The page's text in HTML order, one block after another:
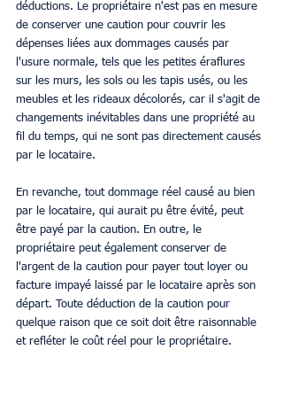
déductions. Le propriétaire n'est pas en mesure
de conserver une caution pour couvrir les
dépenses liées aux dommages causés par
l'usure normale, tels que les petites éraflures
sur les murs, les sols ou les tapis usés, ou les
meubles et les rideaux décolorés, car il s'agit de
changements inévitables dans une propriété au
fil du temps, qui ne sont pas directement causés
par le locataire.
En revanche, tout dommage réel causé au bien
par le locataire, qui aurait pu être évité, peut
être payé par la caution. En outre, le
propriétaire peut également conserver de
l'argent de la caution pour payer tout loyer ou
facture impayé laissé par le locataire après son
départ. Toute déduction de la caution pour
quelque raison que ce soit doit être raisonnable
et refléter le coût réel pour le propriétaire.